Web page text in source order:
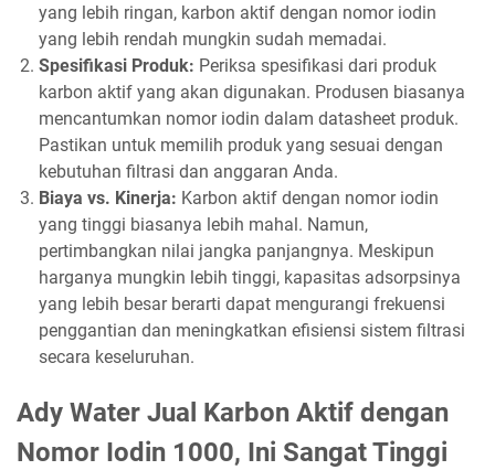
yang lebih ringan, karbon aktif dengan nomor iodin
yang lebih rendah mungkin sudah memadai.
Spesifikasi Produk: Periksa spesifikasi dari produk
karbon aktif yang akan digunakan. Produsen biasanya
mencantumkan nomor iodin dalam datasheet produk.
Pastikan untuk memilih produk yang sesuai dengan
kebutuhan filtrasi dan anggaran Anda.
Biaya vs. Kinerja: Karbon aktif dengan nomor iodin
yang tinggi biasanya lebih mahal. Namun,
pertimbangkan nilai jangka panjangnya. Meskipun
harganya mungkin lebih tinggi, kapasitas adsorpsinya
yang lebih besar berarti dapat mengurangi frekuensi
penggantian dan meningkatkan efisiensi sistem filtrasi
secara keseluruhan.
Ady Water Jual Karbon Aktif dengan
Nomor Iodin 1000, Ini Sangat Tinggi